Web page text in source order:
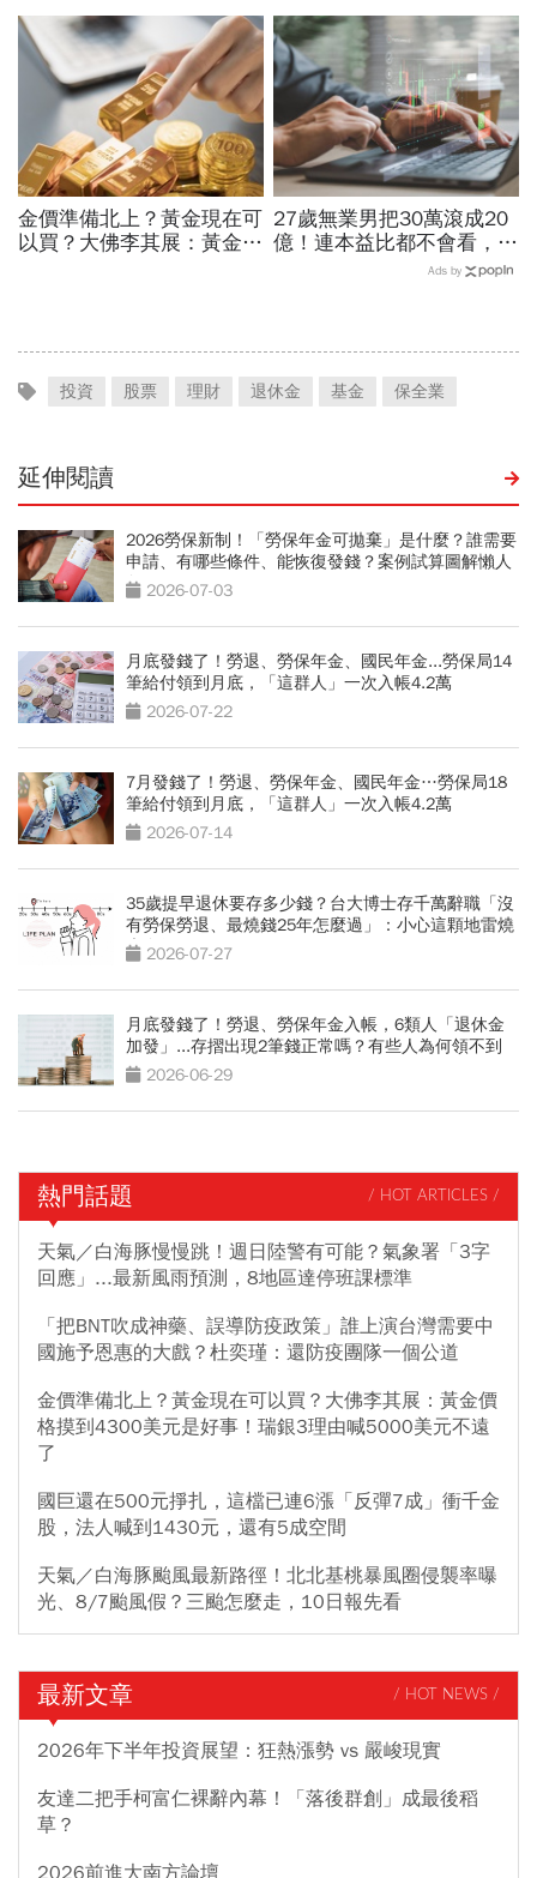
期」：這3件事花錢別手軟
「它」致富
金價準備北上？黃金現在可
以買？大佛李其展：黃金價
27歲無業男把30萬滾成20
億！連本益比都不會看，氣
死一堆金融專家…財產5年
Ads by
投資 股票 理財 退休金 基金 保全業
延伸閱讀
2026勞保新制！「勞保年金可拋棄」是什麼？誰需要
申請、有哪些條件、能恢復發錢？案例試算圖解懶人
包 2026-07-03
月底發錢了！勞退、勞保年金、國民年金...勞保局14
筆給付領到月底，「這群人」一次入帳4.2萬
2026-07-22
7月發錢了！勞退、勞保年金、國民年金…勞保局18
筆給付領到月底，「這群人」一次入帳4.2萬
2026-07-14
35歲提早退休要存多少錢？台大博士存千萬辭職「沒
有勞保勞退、最燒錢25年怎麼過」：小心這顆地雷燒
光存款
2026-07-27
月底發錢了！勞退、勞保年金入帳，6類人「退休金
加發」...存摺出現2筆錢正常嗎？有些人為何領不到
2026-06-29
熱門話題 / HOT ARTICLES /
天氣／白海豚慢慢跳！週日陸警有可能？氣象署「3字
回應」...最新風雨預測，8地區達停班課標準
「把BNT吹成神藥、誤導防疫政策」誰上演台灣需要中
國施予恩惠的大戲？杜奕瑾：還防疫團隊一個公道
金價準備北上？黃金現在可以買？大佛李其展：黃金價
格摸到4300美元是好事！瑞銀3理由喊5000美元不遠
了
國巨還在500元掙扎，這檔已連6漲「反彈7成」衝千金
股，法人喊到1430元，還有5成空間
天氣／白海豚颱風最新路徑！北北基桃暴風圈侵襲率曝
光、8/7颱風假？三颱怎麼走，10日報先看
最新文章 / HOT NEWS /
2026年下半年投資展望：狂熱漲勢 vs 嚴峻現實
友達二把手柯富仁裸辭內幕！「落後群創」成最後稻
草？
2026前進大南方論壇